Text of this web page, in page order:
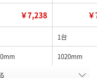
￥7,238
1台
1020mm